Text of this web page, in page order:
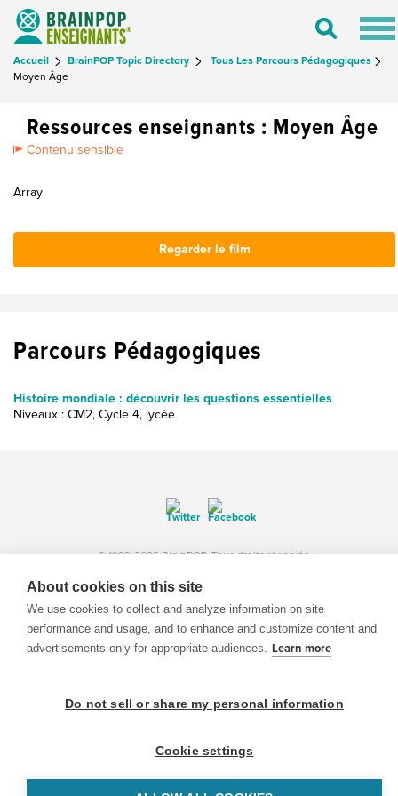
Toggle
Accueil BrainPOP Topic Directory
Tous Les Parcours Pédagogiques
Moyen Âge
Ressources enseignants : Moyen Âge
Contenu sensible
Array
Regarder le film
Parcours Pédagogiques
Histoire mondiale : découvrir les questions essentielles
Niveaux : CM2, Cycle 4, lycée
© 1999-2026 BrainPOP. Tous droits réservés.
enseignants is proudly powered byWordPress. Built bySlipFire Web Development
About cookies on this site
We use cookies to collect and analyze information on site
performance and usage, and to enhance and customize content and
advertisements only for appropriate audiences. Learn more
Do not sell or share my personal information
Cookie settings